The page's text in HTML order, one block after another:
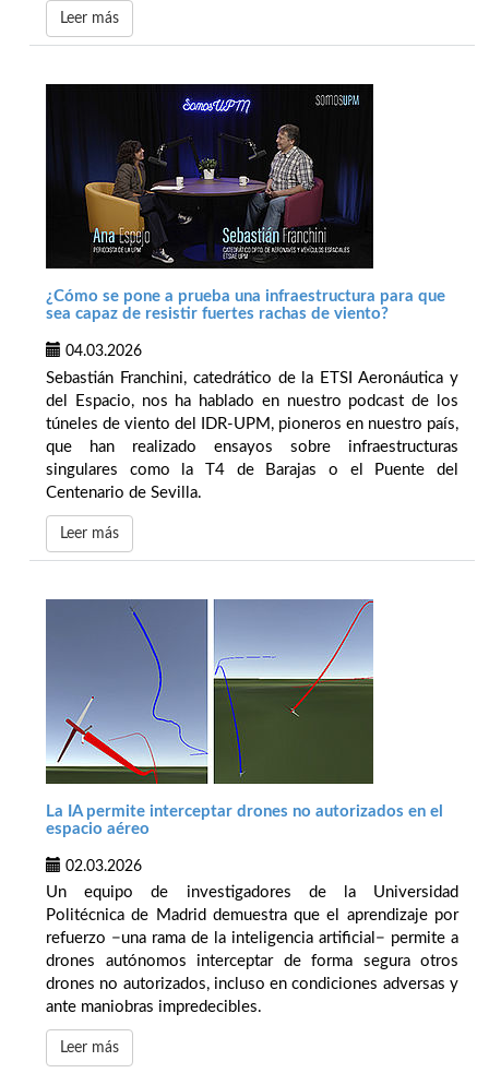
Leer más
¿Cómo se pone a prueba una infraestructura para que
sea capaz de resistir fuertes rachas de viento?
04.03.2026
Sebastián Franchini, catedrático de la ETSI Aeronáutica y
del Espacio, nos ha hablado en nuestro podcast de los
túneles de viento del IDR-UPM, pioneros en nuestro país,
que han realizado ensayos sobre infraestructuras
singulares como la T4 de Barajas o el Puente del
Centenario de Sevilla.
Leer más
La IA permite interceptar drones no autorizados en el
espacio aéreo
02.03.2026
Un equipo de investigadores de la Universidad
Politécnica de Madrid demuestra que el aprendizaje por
refuerzo −una rama de la inteligencia artificial− permite a
drones autónomos interceptar de forma segura otros
drones no autorizados, incluso en condiciones adversas y
ante maniobras impredecibles.
Leer más